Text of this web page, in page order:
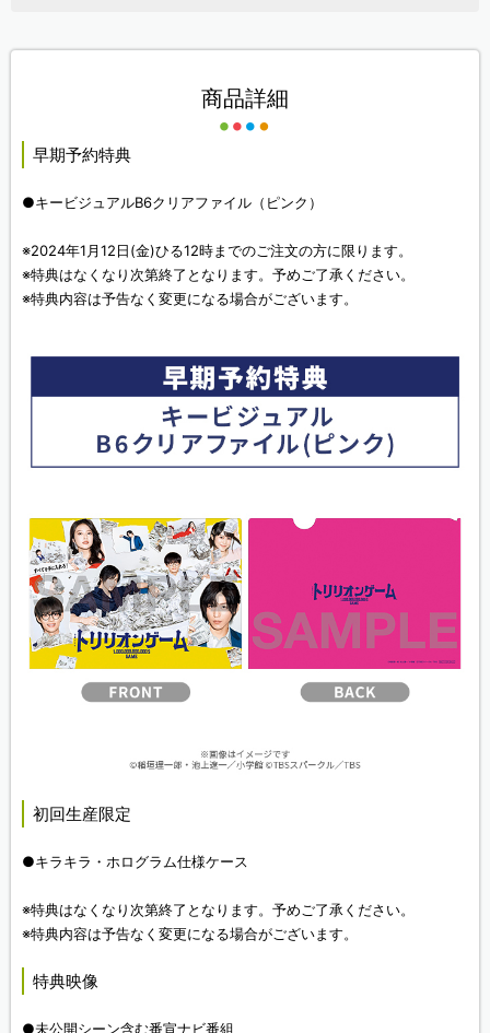
商品詳細
早期予約特典
●キービジュアルB6クリアファイル（ピンク）
※2024年1月12日(金)ひる12時までのご注文の方に限ります。
※特典はなくなり次第終了となります。予めご了承ください。
※特典内容は予告なく変更になる場合がございます。
初回生産限定
●キラキラ・ホログラム仕様ケース
※特典はなくなり次第終了となります。予めご了承ください。
※特典内容は予告なく変更になる場合がございます。
特典映像
●未公開シーン含む番宣ナビ番組